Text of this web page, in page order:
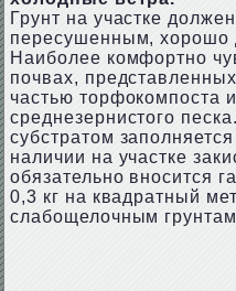
Грунт на участке
пересушенным, хорошо
Наиболее комфортно
почвах,
частью торфокомпоста
среднезернистого
субстратом
наличии на участке
обязательно вносится
0,3 кг на квадратный
слабощелочным